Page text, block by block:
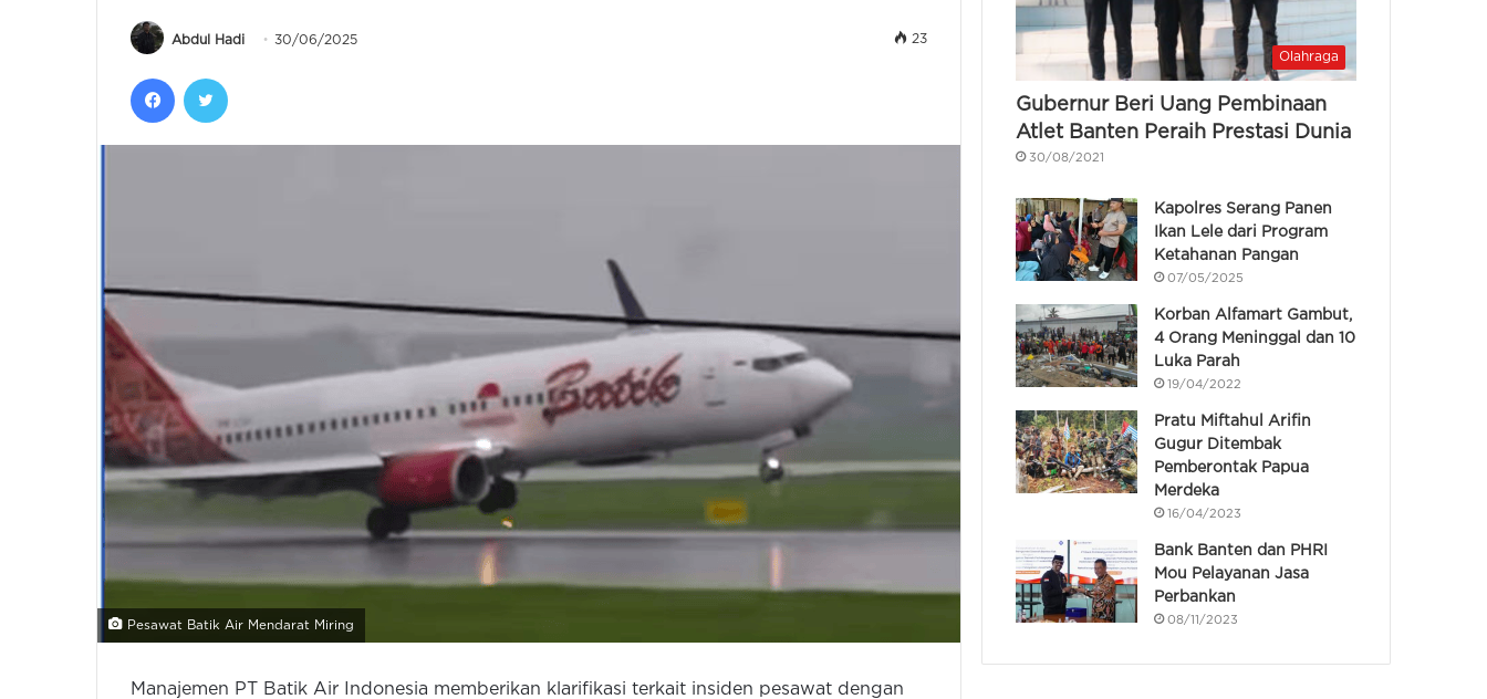
Abdul Hadi 30/06/2025 23
Facebook
Pesawat Batik Air Mendarat Miring
Manajemen PT Batik Air Indonesia memberikan klarifikasi terkait insiden pesawat dengan
Olahraga
Gubernur Beri Uang Pembinaan
Atlet Banten Peraih Prestasi Dunia
30/08/2021
Kapolres Serang Panen
Ikan Lele dari Program
Ketahanan Pangan
07/05/2025
Korban Alfamart Gambut,
4 Orang Meninggal dan 10
Luka Parah
19/04/2022
Pratu Miftahul Arifin
Gugur Ditembak
Pemberontak Papua
Merdeka
16/04/2023
Bank Banten dan PHRI
Mou Pelayanan Jasa
Perbankan
08/11/2023